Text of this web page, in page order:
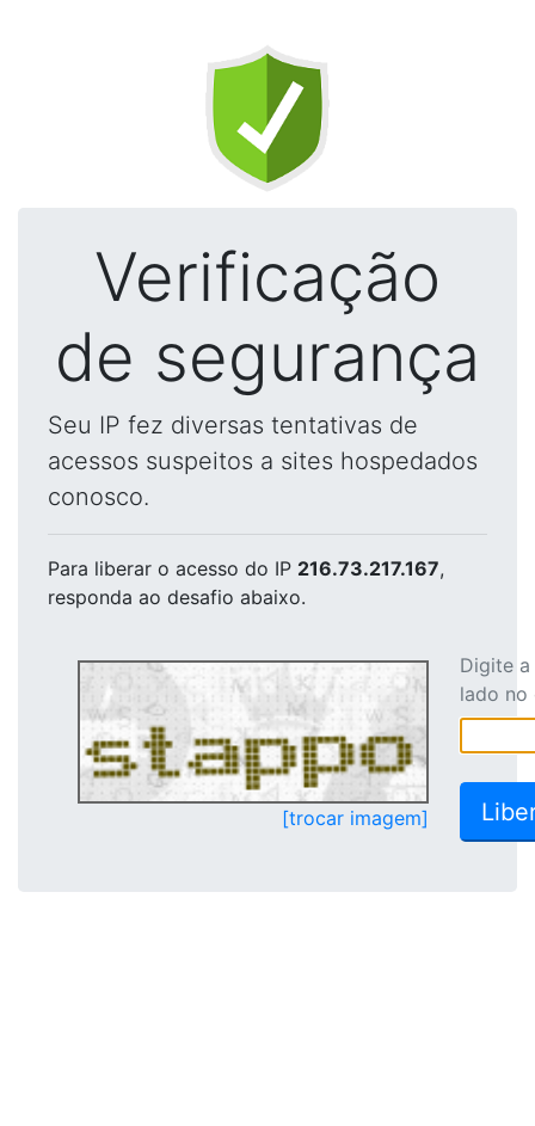
Verificação
de segurança
Seu IP fez diversas tentativas de
acessos suspeitos a sites hospedados
conosco.
Para liberar o acesso do IP 216.73.217.167,
responda ao desafio abaixo.
[trocar imagem]
Digite
lado no